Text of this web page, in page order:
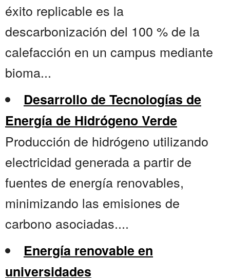
éxito replicable es la
descarbonización del 100 % de la
calefacción en un campus mediante
bioma...
Desarrollo de Tecnologías de
Energía de Hidrógeno Verde
Producción de hidrógeno utilizando
electricidad generada a partir de
fuentes de energía renovables,
minimizando las emisiones de
carbono asociadas....
Energía renovable en
universidades